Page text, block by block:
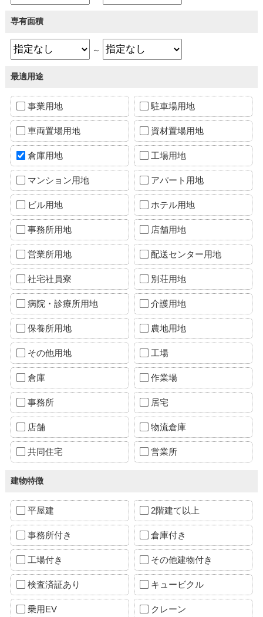
専有面積
～
最適用途
事業用地 駐車場用地
車両置場用地 資材置場用地
倉庫用地 工場用地
マンション用地 アパート用地
ビル用地 ホテル用地
事務所用地 店舗用地
営業所用地 配送センター用地
社宅社員寮 別荘用地
病院・診療所用地 介護用地
保養所用地 農地用地
その他用地 工場
倉庫 作業場
事務所 居宅
店舗 物流倉庫
共同住宅 営業所
建物特徴
平屋建 2階建て以上
事務所付き 倉庫付き
工場付き その他建物付き
検査済証あり キュービクル
乗用EV クレーン